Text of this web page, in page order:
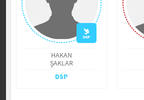
HAKAN
ŞAKLAR
DSP